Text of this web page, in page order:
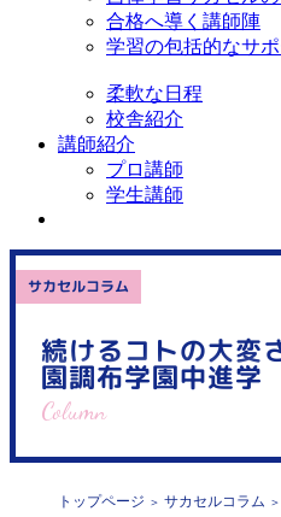
合格へ導く講師陣
学習の包括的なサポ
柔軟な日程
校舎紹介
講師紹介
プロ講師
学生講師
サカセルコラム
続けるコトの大
園調布学園中進
Column
トップページ
サカセルコラム